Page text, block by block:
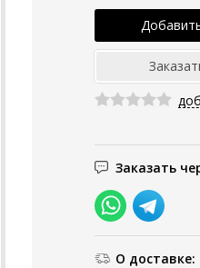
Заказать
О доставке: